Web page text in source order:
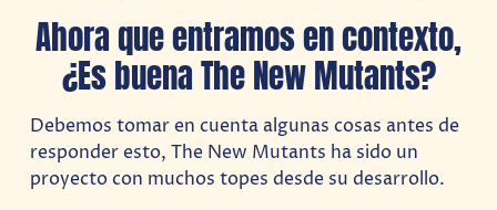
Ahora que entramos en contexto,
¿Es buena The New Mutants?
Debemos tomar en cuenta algunas cosas antes de
responder esto, The New Mutants ha sido un
proyecto con muchos topes desde su desarrollo.